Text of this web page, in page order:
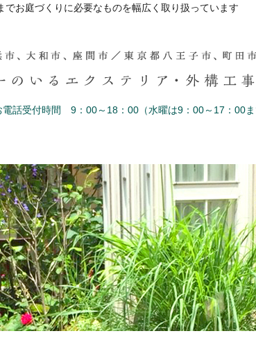
お庭づくりに必要なものを幅広く取り扱っています
電話受付時間 9：00～18：00（水曜は9：00～17：00ま